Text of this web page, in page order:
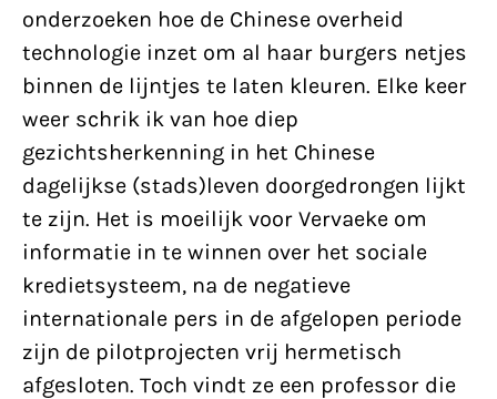
onderzoeken hoe de Chinese overheid
technologie inzet om al haar burgers netjes
binnen de lijntjes te laten kleuren. Elke keer
weer schrik ik van hoe diep
gezichtsherkenning in het Chinese
dagelijkse (stads)leven doorgedrongen lijkt
te zijn. Het is moeilijk voor Vervaeke om
informatie in te winnen over het sociale
kredietsysteem, na de negatieve
internationale pers in de afgelopen periode
zijn de pilotprojecten vrij hermetisch
afgesloten. Toch vindt ze een professor die